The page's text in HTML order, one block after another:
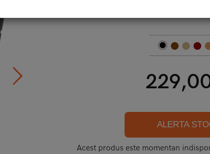
note 9 - bouletta -
ALERTA
Acest produs este momentan